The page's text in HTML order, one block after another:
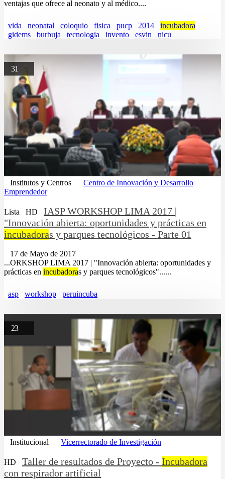
ventajas que ofrece al neonato y al médico....
vida neonatal coloquio fisica pucp 2014
incubadora
gidems
burbuja tecnologia invento esvin nicu
31
Institutos y Centros
Centro de Innovación y Desarrollo
Emprendedor
Lista HD
IASP WORKSHOP LIMA 2017 |
"Innovación abierta: oportunidades y prácticas en
incubadoras y parques tecnológicos - Parte 01
17 de Mayo de 2017
...ORKSHOP LIMA 2017 | "Innovación abierta: oportunidades y
prácticas en incubadoras y parques tecnológicos"......
asp workshop peruincuba
23
Institucional Vicerrectorado de Investigación
HD Taller de resultados de Proyecto - Incubadora
con respirador artificial